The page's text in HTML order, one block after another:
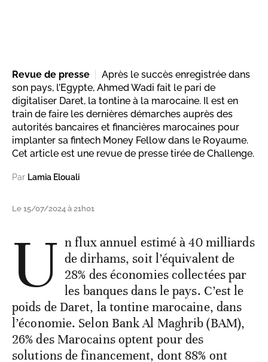
Revue de presse
Après le succès enregistrée dans
son pays, l’Egypte, Ahmed Wadi fait le pari de
digitaliser Daret, la tontine à la marocaine. Il est en
train de faire les dernières démarches auprès des
autorités bancaires et financières marocaines pour
implanter sa fintech Money Fellow dans le Royaume.
Cet article est une revue de presse tirée de Challenge.
Par Lamia Elouali
Le 15/07/2024 à 21h01
U n flux annuel estimé à 40 milliards
de dirhams, soit l’équivalent de
28% des économies collectées par
les banques dans le pays. C’est le
poids de Daret, la tontine marocaine, dans
l’économie. Selon Bank Al Maghrib (BAM),
26% des Marocains optent pour des
solutions de financement, dont 88% ont